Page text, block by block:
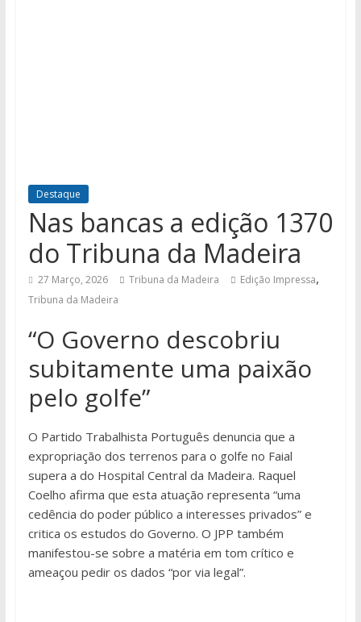
Destaque
Nas bancas a edição 1370
do Tribuna da Madeira
27 Março, 2026 Tribuna da Madeira Edição Impressa,
Tribuna da Madeira
“O Governo descobriu
subitamente uma paixão
pelo golfe”
O Partido Trabalhista Português denuncia que a
expropriação dos terrenos para o golfe no Faial
supera a do Hospital Central da Madeira. Raquel
Coelho afirma que esta atuação representa “uma
cedência do poder público a interesses privados” e
critica os estudos do Governo. O JPP também
manifestou-se sobre a matéria em tom crítico e
ameaçou pedir os dados “por via legal”.